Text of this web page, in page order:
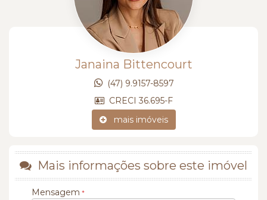
Janaina Bittencourt
(47) 9.9157-8597
CRECI 36.695-F
mais imóveis
Mais informações sobre este imóvel
Mensagem